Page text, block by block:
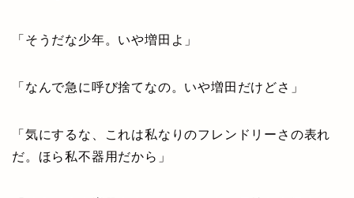
「そうだな少年。いや増田よ」
「なんで急に呼び捨てなの。いや増田だけどさ」
「気にするな、これは私なりのフレンドリーさの表れ
だ。ほら私不器用だから」